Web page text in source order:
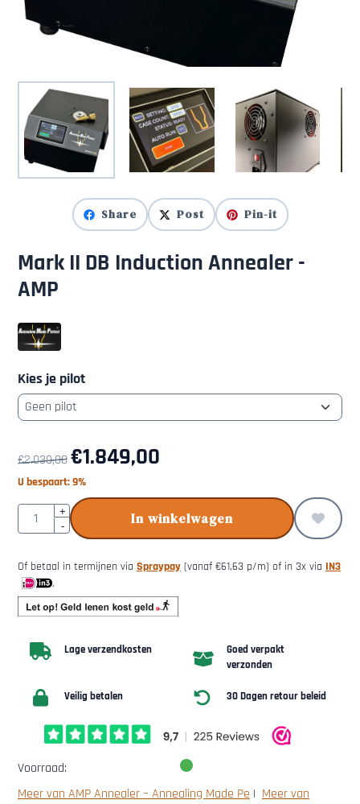
Share Post Pin-it
Mark II DB Induction Annealer -
AMP
Kies je pilot
€2.030,00€1.849,00
U bespaart:9%
Aantal
+
-
In winkelwagen
Of betaal in termijnen via Spraypay (vanaf €61,63 p/m) of in 3x via IN3
.
Lage verzendkosten
Goed verpakt
verzonden
Veilig betalen 30 Dagen retour beleid
Voorraad:
Meer van AMP Annealer – Annealing Made Pe | Meer van